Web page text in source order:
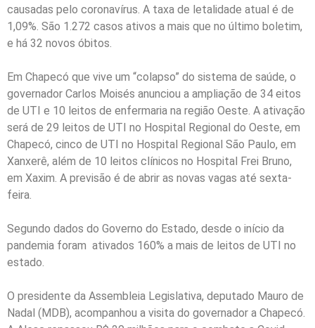
causadas pelo coronavírus. A taxa de letalidade atual é de
1,09%. São 1.272 casos ativos a mais que no último boletim,
e há 32 novos óbitos.
Em Chapecó que vive um “colapso” do sistema de saúde, o
governador Carlos Moisés anunciou a ampliação de 34 eitos
de UTI e 10 leitos de enfermaria na região Oeste. A ativação
será de 29 leitos de UTI no Hospital Regional do Oeste, em
Chapecó, cinco de UTI no Hospital Regional São Paulo, em
Xanxerê, além de 10 leitos clínicos no Hospital Frei Bruno,
em Xaxim. A previsão é de abrir as novas vagas até sexta-
feira.
Segundo dados do Governo do Estado, desde o início da
pandemia foram ativados 160% a mais de leitos de UTI no
estado.
O presidente da Assembleia Legislativa, deputado Mauro de
Nadal (MDB), acompanhou a visita do governador a Chapecó.